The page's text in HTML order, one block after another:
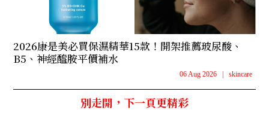
2026康是美必買保濕精華15款！開架推薦玻尿酸、
B5、神經醯胺平價補水
06 Aug 2026 skincare
別走開，下一頁更精彩